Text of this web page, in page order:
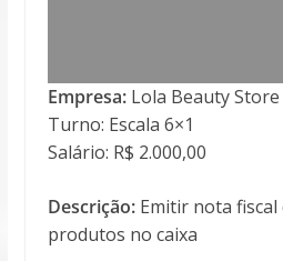
Empresa:Lola Beauty Store
Turno: Escala 6×1
Salário: R$ 2.000,00
Descrição:Emitir nota fiscal
produtos no caixa